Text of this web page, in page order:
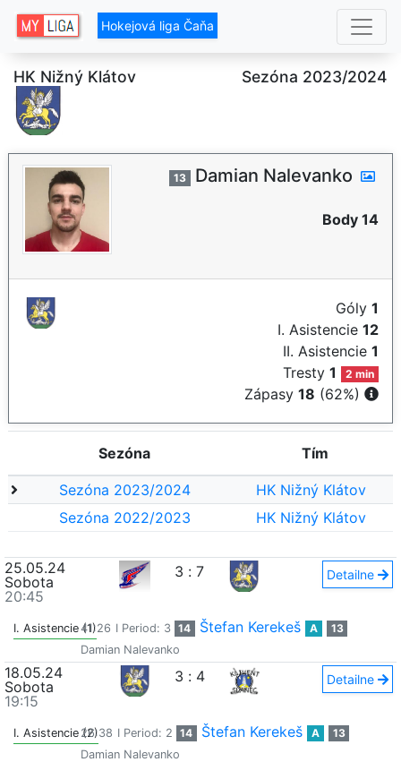
Hokejová liga Čaňa
HK Nižný Klátov Sezóna 2023/2024
13 Damian Nalevanko
Body 14
Góly 1
I. Asistencie 12
II. Asistencie 1
Tresty1 2 min
Zápasy 18 (62%)
Sezóna Tím
Sezóna 2023/2024
HK Nižný Klátov
Sezóna 2022/2023
HK Nižný Klátov
25.05.24
Sobota
20:45
3 : 7 Detailne
I. Asistencie (1)41:26 I Period: 3 14 Štefan Kerekeš A
13
Damian Nalevanko
18.05.24
Sobota
19:15
3 : 4 Detailne
I. Asistencie (2)26:38 I Period: 2 14 Štefan Kerekeš A
13
Damian Nalevanko